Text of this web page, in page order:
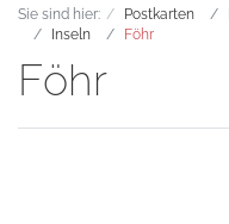
Sie sind hier: Postkarten
Inseln
Föhr
Föhr